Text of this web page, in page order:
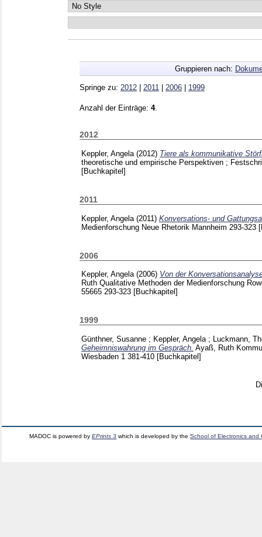
Gruppieren nach:
Springe zu: 2012 2011 2006 1999
Anzahl der Einträge: 4.
2012
Keppler, Angela (2012) Tiere als kommunikative
theoretische und empirische Perspektiven ;
[Buchkapitel]
2011
Keppler, Angela (2011) Konversations- und
Medienforschung Neue Rhetorik Mannheim 293-323
2006
Keppler, Angela (2006) Von der
Ruth Qualitative Methoden der Medienforschung
55665 293-323 [Buchkapitel]
1999
Günthner, Susanne ; Keppler, Angela; Luckmann,
Geheimniswahrung im Gespräch. Ayaß, Ruth
Wiesbaden 1 381-410 [Buchkapitel]
MADOC is powered byEPrints 3 which is developed by theSchool of Electronics and